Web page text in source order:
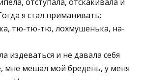
я стал приманивать:
тю-тю-тю, лохмушенька, на-
издеваться и не давала себя
мне мешал мой бредень, у меня